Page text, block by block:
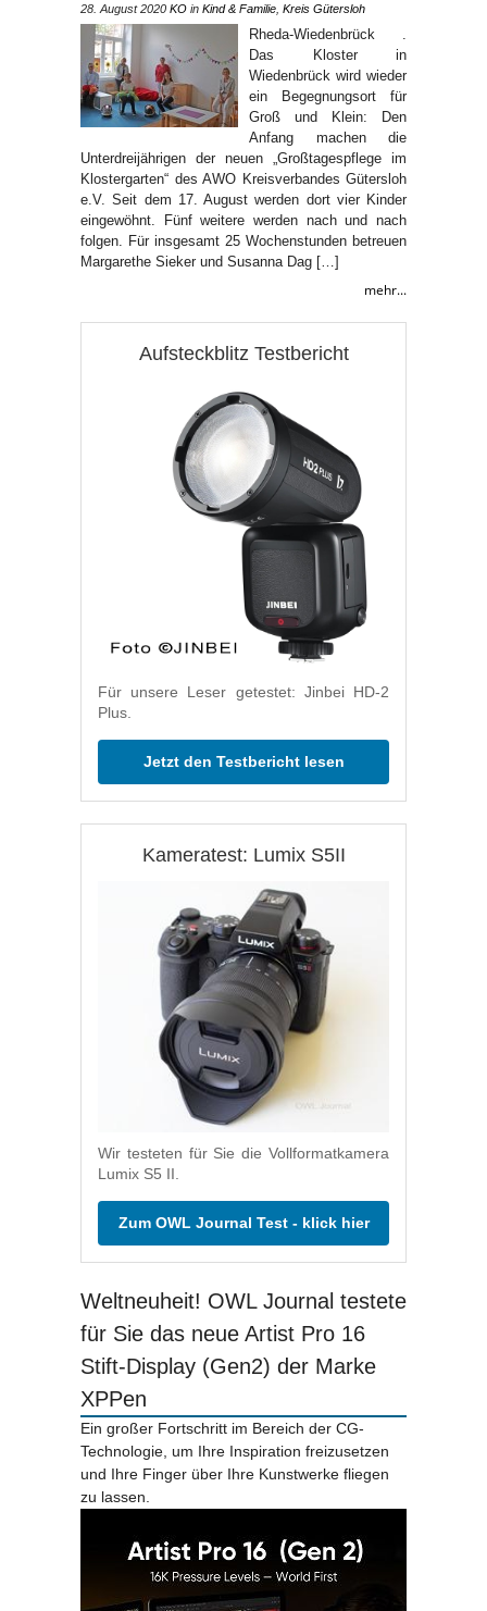
28. August 2020 KO in Kind & Familie Kreis Gütersloh
Rheda-Wiedenbrück .
Das Kloster in
Wiedenbrück wird wieder
ein Begegnungsort für
Groß und Klein: Den
Anfang machen die
Unterdreijährigen der neuen „Großtagespflege im
Klostergarten“ des AWO Kreisverbandes Gütersloh
e.V. Seit dem 17. August werden dort vier Kinder
eingewöhnt. Fünf weitere werden nach und nach
folgen. Für insgesamt 25 Wochenstunden betreuen
Margarethe Sieker und Susanna Dag […]
mehr...
Aufsteckblitz Testbericht
Für unsere Leser getestet: Jinbei HD-2
Plus.
Jetzt den Testbericht lesen
Kameratest: Lumix S5II
Wir testeten für Sie die Vollformatkamera
Lumix S5 II.
Zum OWL Journal Test - klick hier
Weltneuheit! OWL Journal testete
für Sie das neue Artist Pro 16
Stift-Display (Gen2) der Marke
XPPen
Ein großer Fortschritt im Bereich der CG-
Technologie, um Ihre Inspiration freizusetzen
und Ihre Finger über Ihre Kunstwerke fliegen
zu lassen.